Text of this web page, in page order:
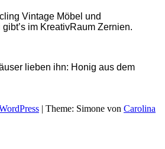
Vintage Möbel und
im KreativRaum Zernien.
lieben ihn: Honig aus dem
| Theme: Simone von Carolina